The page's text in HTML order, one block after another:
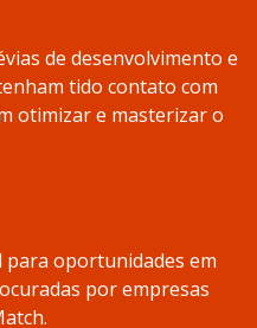
de desenvolvimento e
tido contato com
otimizar e masterizar o
oportunidades em
por empresas